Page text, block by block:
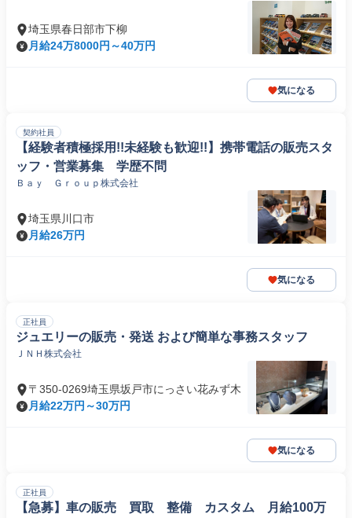
埼玉県春日部市下柳
月給24万8000円～40万円
気になる
契約社員
【経験者積極採用!!未経験も歓迎!!】携帯電話の販売スタ
ッフ・営業募集 学歴不問
Ｂａｙ Ｇｒｏｕｐ株式会社
埼玉県川口市
月給26万円
気になる
正社員
ジュエリーの販売・発送 および簡単な事務スタッフ
ＪＮＨ株式会社
〒350-0269埼玉県坂戸市にっさい花みず木
月給22万円～30万円
気になる
正社員
【急募】車の販売 買取 整備 カスタム 月給100万